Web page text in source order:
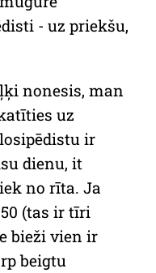
- uz priekšu,
nonesis, man
uz
ir
dienu, it
no rīta. Ja
(tas ir tīri
bieži vien ir
beigtu